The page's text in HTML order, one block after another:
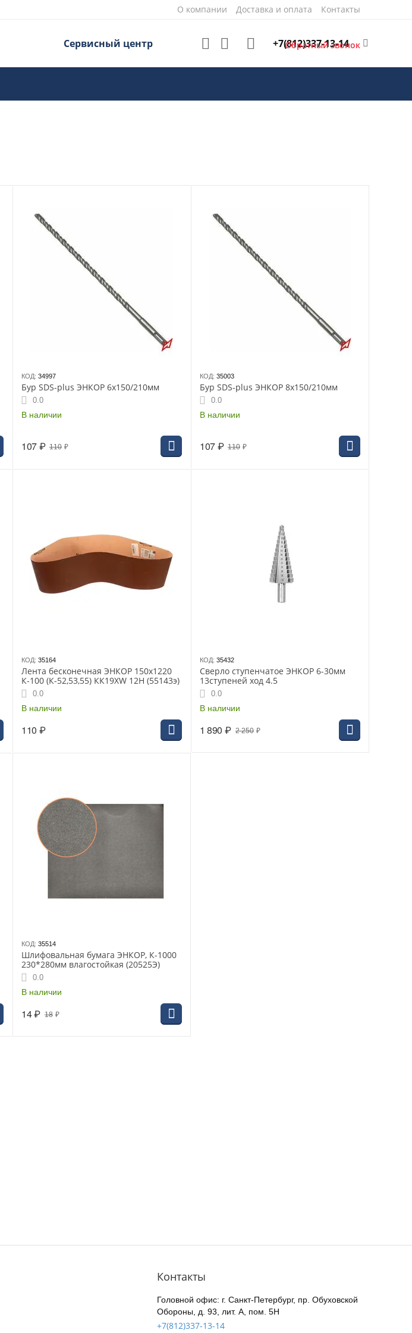
О компании Доставка и оплата Контакты
Сервисный центр +7(812)337-13-14
Обратный звонок
КОД: 34997
Бур SDS-plus ЭНКОР 6х150/210мм
0.0
В наличии
110 ₽
107₽
КОД: 35003
Бур SDS-plus ЭНКОР 8х150/210мм
0.0
В наличии
110 ₽
107₽
КОД: 35164
Лента бесконечная ЭНКОР 150х1220
К-100 (К-52,53,55) КК19XW 12H (55143э)
0.0
В наличии
110 ₽
КОД: 35432
Сверло ступенчатое ЭНКОР 6-30мм
13ступеней ход 4.5
0.0
В наличии
2 250 ₽
1 890 ₽
КОД: 35514
Шлифовальная бумага ЭНКОР, К-1000
230*280мм влагостойкая (20525Э)
0.0
В наличии
18 ₽
14₽
Контакты
Головной офис: г. Санкт-Петербург, пр. Обуховской
Обороны, д. 93, лит. А, пом. 5Н
+7(812)337-13-14